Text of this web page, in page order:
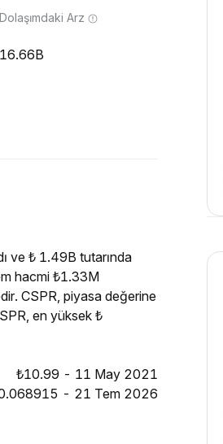
Dolaşımdaki Arz
16.66B
ve ₺ 1.49B tutarında
hacmi ₺1.33M
CSPR, piyasa değerine
en yüksek ₺
₺10.99 - 11 May 2021
- 21 Tem 2026